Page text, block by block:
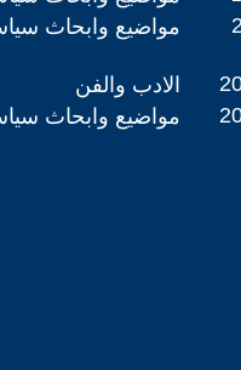
مواضيع وابحاث
الادب والفن
مواضيع وابحاث